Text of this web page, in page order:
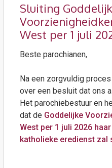
Sluiting
West per 1 juli
Beste parochianen,
Na een zorgvuldig
over een besluit dat ons
Het parochiebestuur en
dat de Goddelijke
West per 1 juli 2026
katholieke eredienst zal